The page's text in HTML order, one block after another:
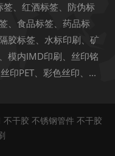
、红酒标签、防伪标
、食品标签、药品标
胶标签、水标印刷、矿
模内IMD印刷、丝印铭
印PET、彩色丝印、...
不干胶 不锈钢管件 不干胶